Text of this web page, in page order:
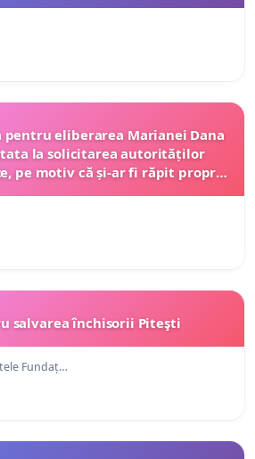
pentru eliberarea Marianei Dana
la solicitarea autorităților
pe motiv că și-ar fi răpit proprii
salvarea închisorii Piteşti
Fundaț…